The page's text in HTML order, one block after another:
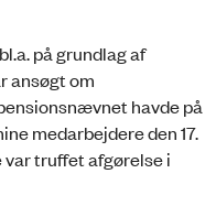
på grundlag af
ansøgt om
havde på
medarbejdere den 17.
var truffet afgørelse i